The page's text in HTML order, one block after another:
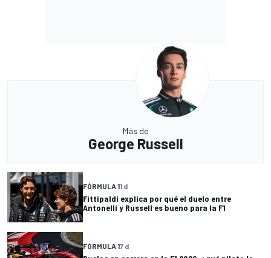
Más de
George Russell
FÓRMULA 11 d
Fittipaldi explica por qué el duelo entre
Antonelli y Russell es bueno para la F1
FÓRMULA 17 d